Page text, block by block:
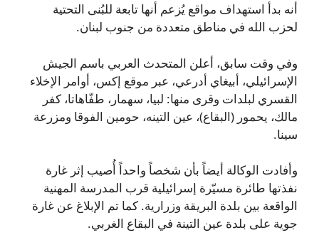
أنه بدأ استهداف مواقع يُزعم أنها تابعة للبُنى التحتية
لحزب الله في مناطق متعددة من جنوب لبنان.
وفي وقت سابق، أعلن المتحدث العربي باسم الجيش
الإسرائيلي، أبيغاي أدرعي، عبر موقع إكس، أوامر الإخلاء
القسري لبلدات وقرى منها: لبيا، سهمار، طفّاهاتا، كفر
مالك، يحمور (البقاع)، عين التينه، حومين الفوقا ومزرعة
سينا.
وأفادت الوكالة أيضاً بأن شخصاً واحداً أُصيب إثر غارة
نفذتها طائرة مسيّرة إسرائيلية قرب المدرسة المهنية
الواقعة بين بلدة البريقة وزرارية. كما تم الإبلاغ عن غارة
جوية على بلدة عين التينة في البقاع الغربي.